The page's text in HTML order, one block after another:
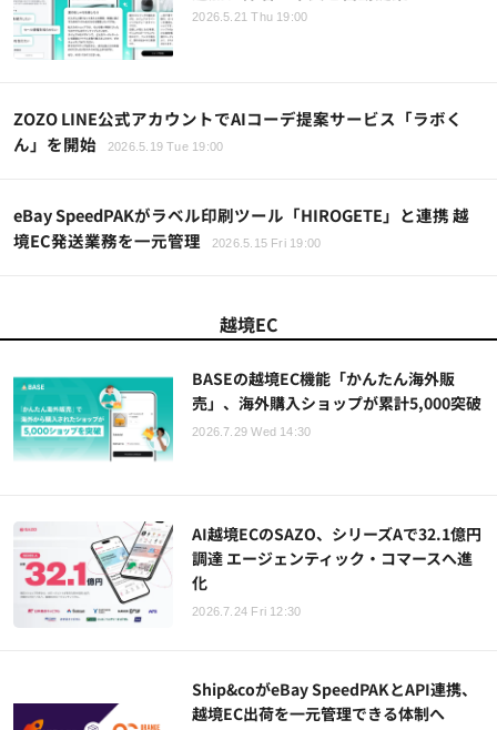
2026.5.21 Thu 19:00
ZOZO LINE公式アカウントでAIコーデ提案サービス「ラボく
ん」を開始
2026.5.19 Tue 19:00
eBay SpeedPAKがラベル印刷ツール「HIROGETE」と連携 越
境EC発送業務を一元管理
2026.5.15 Fri 19:00
越境EC
BASEの越境EC機能「かんたん海外販
売」、海外購入ショップが累計5,000突破
2026.7.29 Wed 14:30
AI越境ECのSAZO、シリーズAで32.1億円
調達 エージェンティック・コマースへ進
化
2026.7.24 Fri 12:30
Ship&coがeBay SpeedPAKとAPI連携、
越境EC出荷を一元管理できる体制へ